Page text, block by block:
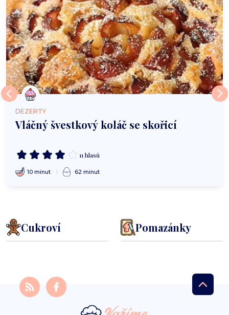
DEZERTY
Vláčný švestkový koláč se skořicí
11 hlasů
10 minut 62 minut
Cukroví Pomazánky